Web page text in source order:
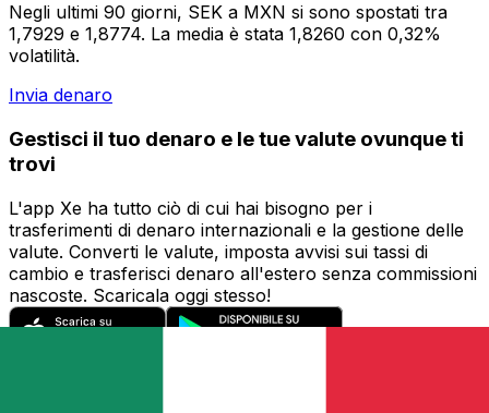
Negli ultimi 90 giorni, SEK a MXN si sono spostati tra
1,7929 e 1,8774. La media è stata 1,8260 con 0,32%
volatilità.
Invia denaro
Gestisci il tuo denaro e le tue valute ovunque ti
trovi
L'app Xe ha tutto ciò di cui hai bisogno per i
trasferimenti di denaro internazionali e la gestione delle
valute. Converti le valute, imposta avvisi sui tassi di
cambio e trasferisci denaro all'estero senza commissioni
nascoste. Scaricala oggi stesso!